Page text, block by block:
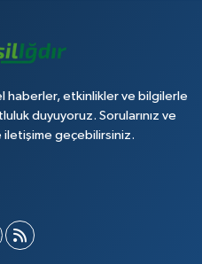
haberler, etkinlikler ve bilgilerle
duyuyoruz. Sorularınız ve
iletişime geçebilirsiniz.